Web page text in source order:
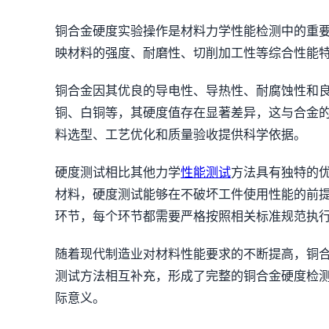
铜合金硬度实验操作是材料力学性能检测中的重
映材料的强度、耐磨性、切削加工性等综合性能
铜合金因其优良的导电性、导热性、耐腐蚀性和
铜、白铜等，其硬度值存在显著差异，这与合金
料选型、工艺优化和质量验收提供科学依据。
硬度测试相比其他力学性能测试方法具有独特的
材料，硬度测试能够在不破坏工件使用性能的前
环节，每个环节都需要严格按照相关标准规范执
随着现代制造业对材料性能要求的不断提高，铜
测试方法相互补充，形成了完整的铜合金硬度检
际意义。